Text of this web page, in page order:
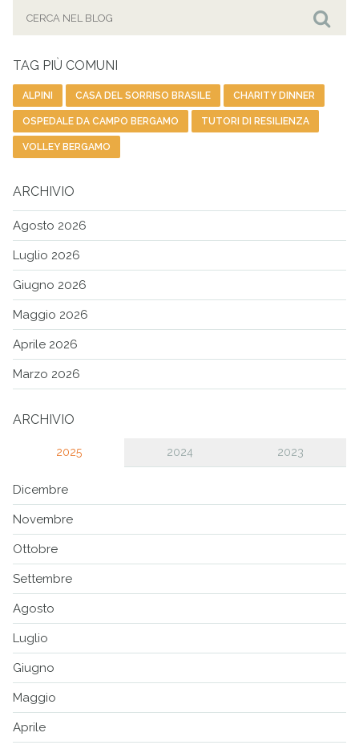
TAG PIÙ COMUNI
ALPINI CASA DEL SORRISO BRASILE CHARITY DINNER
OSPEDALE DA CAMPO BERGAMO TUTORI DI RESILIENZA
VOLLEY BERGAMO
ARCHIVIO
Agosto 2026
Luglio 2026
Giugno 2026
Maggio 2026
Aprile 2026
Marzo 2026
ARCHIVIO
2025 2024 2023
Dicembre
Novembre
Ottobre
Settembre
Agosto
Luglio
Giugno
Maggio
Aprile